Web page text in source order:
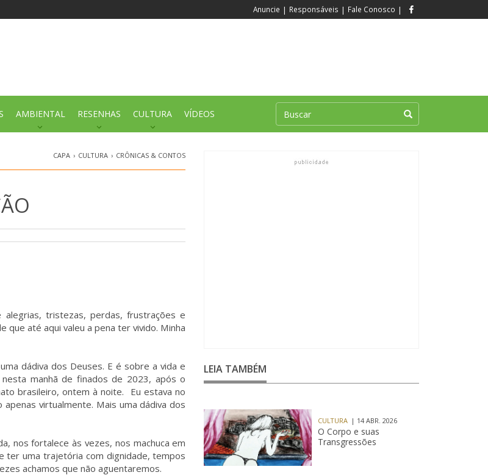
Anuncie | Responsáveis | Fale Conosco |
AMBIENTAL RESENHAS CULTURA VÍDEOS
CAPA › CULTURA › CRÔNICAS & CONTOS
tristezas, perdas, frustrações e
até aqui valeu a pena ter vivido. Minha
dádiva dos Deuses. E é sobre a vida e
manhã de finados de 2023, após o
brasileiro, ontem à noite. Eu estava no
virtualmente. Mais uma dádiva dos
nos fortalece às vezes, nos machuca em
ter uma trajetória com dignidade, tempos
achamos que não aguentaremos.
LEIA TAMBÉM
CULTURA | 14 ABR. 2026
O Corpo e suas
Transgressões